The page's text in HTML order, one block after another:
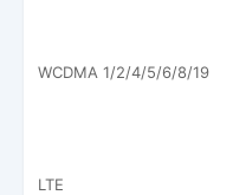
WCDMA 1/2/4/5/6/8/19
LTE